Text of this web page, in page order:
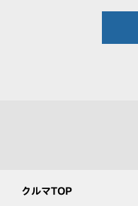
クルマTOP